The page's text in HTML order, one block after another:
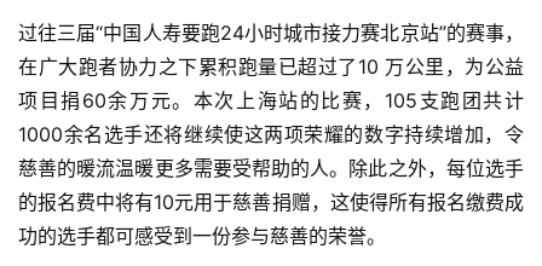
过往三届“中国人寿要跑24小时城市接力赛北京站”的赛事，
在广大跑者协力之下累积跑量已超过了10 万公里，为公益
项目捐60余万元。本次上海站的比赛，105支跑团共计
1000余名选手还将继续使这两项荣耀的数字持续增加，令
慈善的暖流温暖更多需要受帮助的人。除此之外，每位选手
的报名费中将有10元用于慈善捐赠，这使得所有报名缴费成
功的选手都可感受到一份参与慈善的荣誉。